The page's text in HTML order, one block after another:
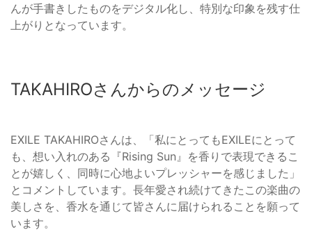
んが手書きしたものをデジタル化し、特別な印象を残す仕
上がりとなっています。
TAKAHIROさんからのメッセージ
EXILE TAKAHIROさんは、「私にとってもEXILEにとって
も、想い入れのある『Rising Sun』を香りで表現できるこ
とが嬉しく、同時に心地よいプレッシャーを感じました」
とコメントしています。長年愛され続けてきたこの楽曲の
美しさを、香水を通じて皆さんに届けられることを願って
います。